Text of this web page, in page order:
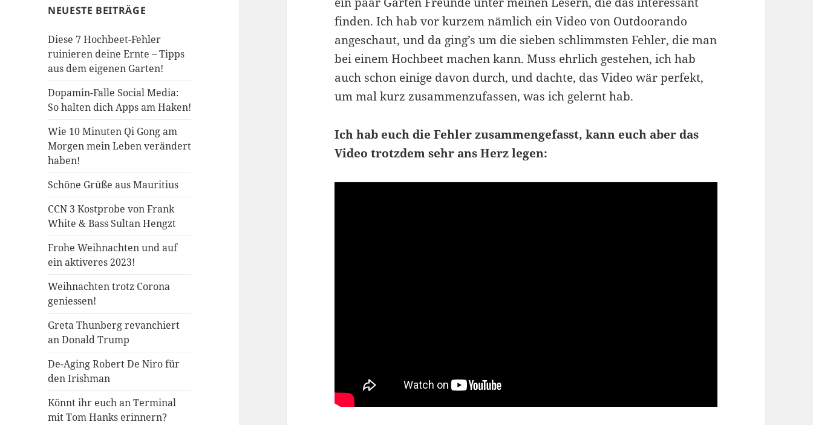
NEUESTE BEITRÄGE
Diese 7 Hochbeet-Fehler
ruinieren deine Ernte – Tipps
aus dem eigenen Garten!
Dopamin-Falle Social Media:
So halten dich Apps am Haken!
Wie 10 Minuten Qi Gong am
Morgen mein Leben verändert
haben!
Schöne Grüße aus Mauritius
CCN 3 Kostprobe von Frank
White & Bass Sultan Hengzt
Frohe Weihnachten und auf
ein aktiveres 2023!
Weihnachten trotz Corona
geniessen!
Greta Thunberg revanchiert
an Donald Trump
De-Aging Robert De Niro für
den Irishman
Könnt ihr euch an Terminal
mit Tom Hanks erinnern?
finden. Ich hab vor kurzem nämlich ein Video von Outdoorando
angeschaut, und da ging’s um die sieben schlimmsten Fehler, die man
bei einem Hochbeet machen kann. Muss ehrlich gestehen, ich hab
auch schon einige davon durch, und dachte, das Video wär perfekt,
um mal kurz zusammenzufassen, was ich gelernt hab.
Ich hab euch die Fehler zusammengefasst, kann euch aber das
Video trotzdem sehr ans Herz legen: